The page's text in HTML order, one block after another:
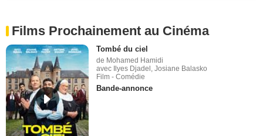
Films Prochainement au Cinéma
Tombé du ciel
de Mohamed Hamidi
avec Ilyes Djadel, Josiane Balasko
Film - Comédie
Bande-annonce